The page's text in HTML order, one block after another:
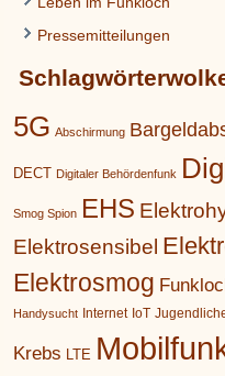
Pressemitteilungen
5G Abschirmung
DECT Digitaler Behördenfunk
Smog Spion EHS
Elektrosensibel
Elektrosmog
Handysucht Internet IoT
Krebs LTE